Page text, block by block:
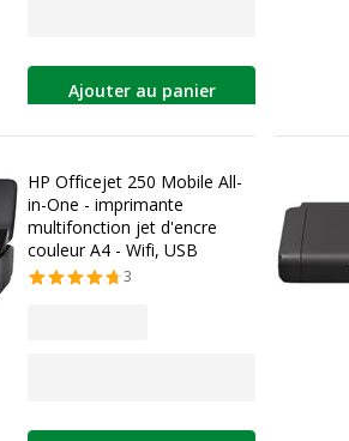
Ajouter au panier
HP Officejet 250 Mobile All-
in-One - imprimante
multifonction jet d'encre
couleur A4 - Wifi, USB
3